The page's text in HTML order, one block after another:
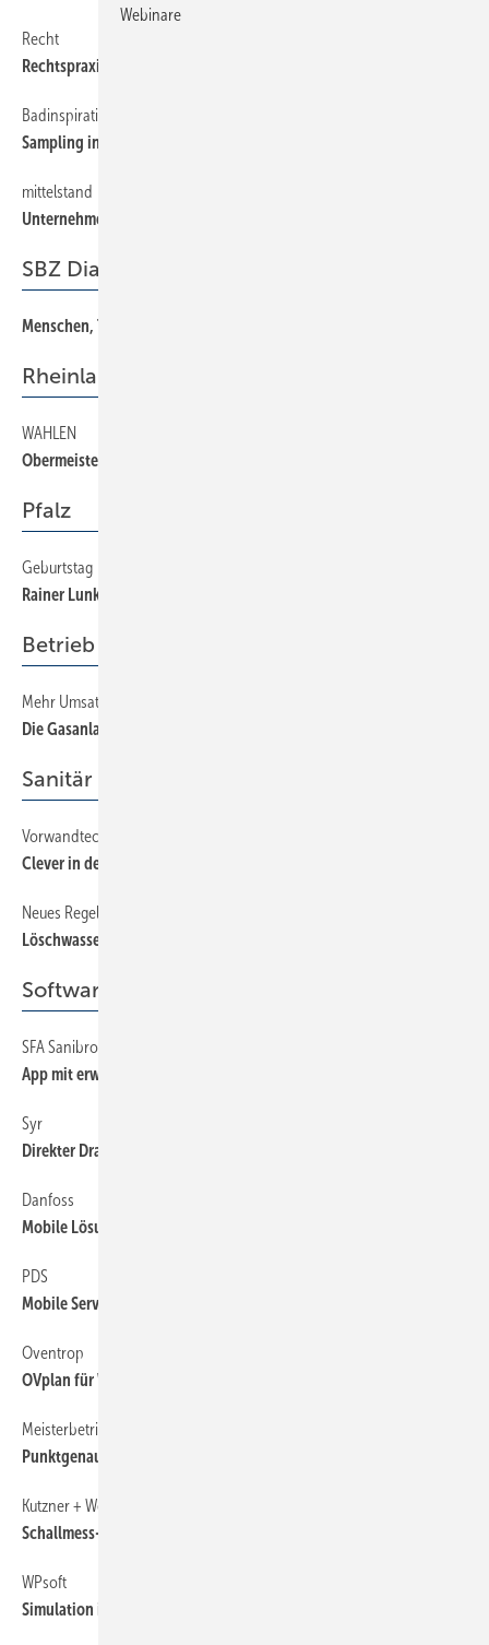
Recht
Rechtspraxis für Bauleiter
Badinspirationen
Sampling in der Badgestaltung
mittelstand
Unternehmen 2020
SBZ Dialog
Menschen, Tiere, Sensationen
Rheinland-Rheinhessen
WAHLEN
Obermeister- und Delegiertenversammlung
Pfalz
Geburtstag
Rainer Lunk wurde 60
Betrieb + Organisation
Mehr Umsatz durch Folgeaufträge
Die Gasanlage checken
Sanitär
Vorwandtechnik für das Mehrgenerationenbad
Clever in den Raum planen
Neues Regelwerk, Teil 10
Löschwasser nach DIN 14462
Software + Kommunikation
SFA Sanibroy
App mit erweiterter Funktion
Syr
Direkter Draht via Website
Danfoss
Mobile Lösung für hydraulischen Abgleich
PDS
Mobile Service-App
Oventrop
OVplan für Wohnungsstationen
Meisterbetrieb setzt auf Handwerkersoftware
Punktgenauer Überblick
Kutzner + Weber
Schallmess-App
WPsoft
Simulation invertergesteuerter Wärmepumpen
Webinare